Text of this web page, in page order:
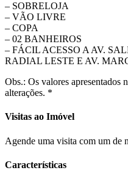
– SOBRELOJA
– VÃO LIVRE
– COPA
– 02 BANHEIROS
– FÁCIL ACESSO A AV.
RADIAL LESTE E AV.
Obs.: Os valores apresentados
alterações. *
Visitas ao Imóvel
Agende uma visita com um de
Características